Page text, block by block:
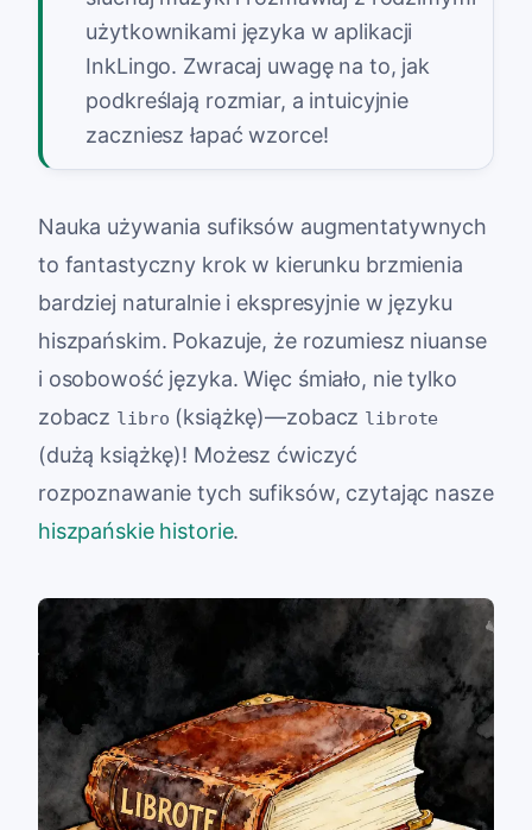
użytkownikami języka w aplikacji
InkLingo. Zwracaj uwagę na to, jak
podkreślają rozmiar, a intuicyjnie
zaczniesz łapać wzorce!
Nauka używania sufiksów augmentatywnych
to fantastyczny krok w kierunku brzmienia
bardziej naturalnie i ekspresyjnie w języku
hiszpańskim. Pokazuje, że rozumiesz niuanse
i osobowość języka. Więc śmiało, nie tylko
zobacz libro (książkę)—zobacz librote
(dużą książkę)! Możesz ćwiczyć
rozpoznawanie tych sufiksów, czytając nasze
hiszpańskie historie.